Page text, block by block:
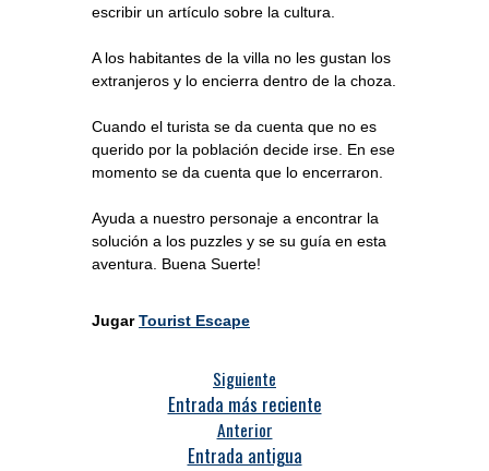
escribir un artículo sobre la cultura.
A los habitantes de la villa no les gustan los
extranjeros y lo encierra dentro de la choza.
Cuando el turista se da cuenta que no es
querido por la población decide irse. En ese
momento se da cuenta que lo encerraron.
Ayuda a nuestro personaje a encontrar la
solución a los puzzles y se su guía en esta
aventura. Buena Suerte!
JugarTourist Escape
Siguiente
Entrada más reciente
Anterior
Entrada antigua